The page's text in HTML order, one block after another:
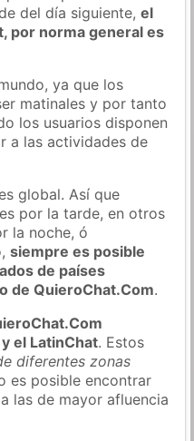
del día siguiente,el
por norma general es
ya que los
matinales y por tanto
los usuarios disponen
a las actividades de
global. Así que
por la tarde, en otros
la noche, ó
siempre es posible
de países
de QuieroChat.Com.
el LatinChat. Estos
diferentes zonas
es posible encontrar
las de mayor afluencia